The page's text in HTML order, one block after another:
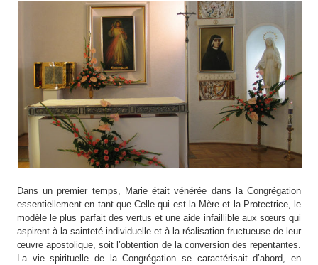
Dans un premier temps, Marie était vénérée dans la Congrégation
essentiellement en tant que Celle qui est la Mère et la Protectrice, le
modèle le plus parfait des vertus et une aide infaillible aux sœurs qui
aspirent à la sainteté individuelle et à la réalisation fructueuse de leur
œuvre apostolique, soit l’obtention de la conversion des repentantes.
La vie spirituelle de la Congrégation se caractérisait d’abord, en